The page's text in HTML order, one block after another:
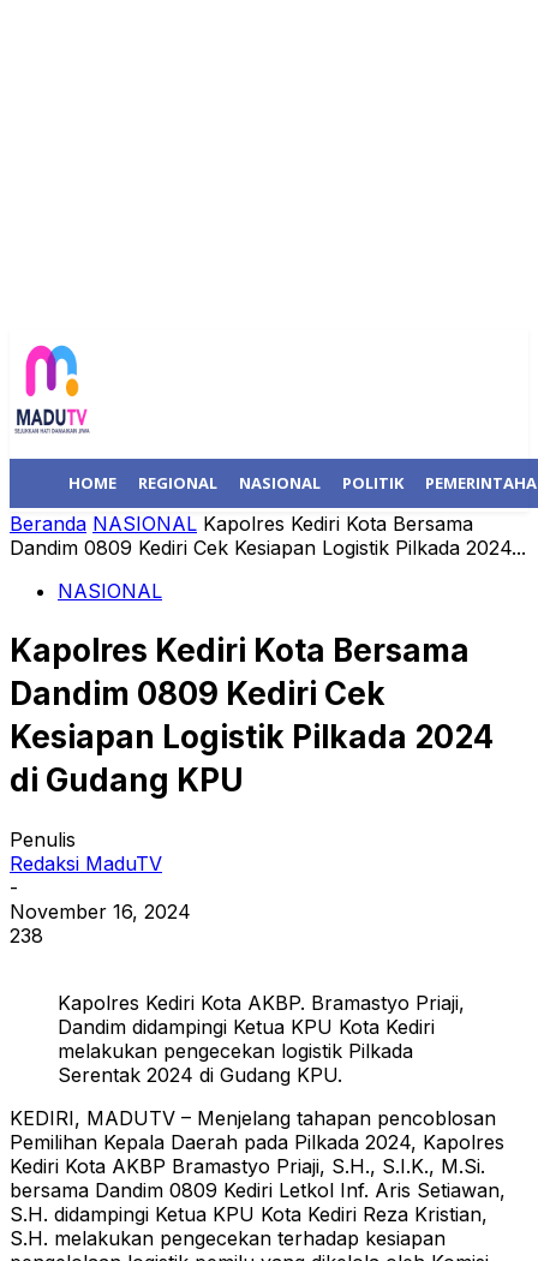
HOME REGIONAL NASIONAL POLITIK
Beranda NASIONAL Kapolres Kediri Kota Bersama
Dandim 0809 Kediri Cek Kesiapan Logistik Pilkada 2024...
NASIONAL
Kapolres Kediri Kota Bersama
Dandim 0809 Kediri Cek
Kesiapan Logistik Pilkada 2024
di Gudang KPU
Penulis
Redaksi MaduTV
-
November 16, 2024
238
Kapolres Kediri Kota AKBP. Bramastyo Priaji,
Dandim didampingi Ketua KPU Kota Kediri
melakukan pengecekan logistik Pilkada
Serentak 2024 di Gudang KPU.
KEDIRI, MADUTV – Menjelang tahapan pencoblosan
Pemilihan Kepala Daerah pada Pilkada 2024, Kapolres
Kediri Kota AKBP Bramastyo Priaji, S.H., S.I.K., M.Si.
bersama Dandim 0809 Kediri Letkol Inf. Aris Setiawan,
S.H. didampingi Ketua KPU Kota Kediri Reza Kristian,
S.H. melakukan pengecekan terhadap kesiapan